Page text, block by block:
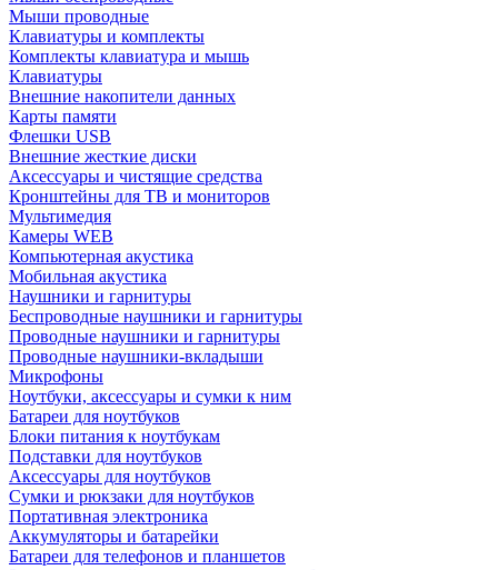
Мыши проводные
Клавиатуры и комплекты
Комплекты клавиатура и мышь
Клавиатуры
Внешние накопители данных
Карты памяти
Флешки USB
Внешние жесткие диски
Аксессуары и чистящие средства
Кронштейны для ТВ и мониторов
Мультимедия
Камеры WEB
Компьютерная акустика
Мобильная акустика
Наушники и гарнитуры
Беспроводные наушники и гарнитуры
Проводные наушники и гарнитуры
Проводные наушники-вкладыши
Микрофоны
Ноутбуки, аксессуары и сумки к ним
Батареи для ноутбуков
Блоки питания к ноутбукам
Подставки для ноутбуков
Аксессуары для ноутбуков
Сумки и рюкзаки для ноутбуков
Портативная электроника
Аккумуляторы и батарейки
Батареи для телефонов и планшетов